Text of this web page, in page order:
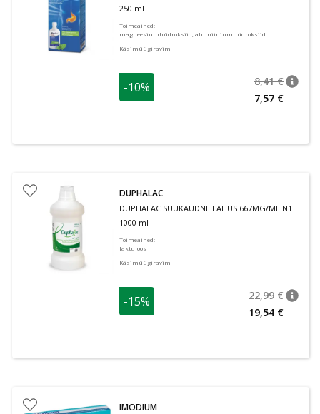
250 ml
Toimeained:
magneesiumhüdroksiid, alumiiniumhüdroksiid
Käsimüügiravim
-10% 8,41 €
7,57 €
DUPHALAC
DUPHALAC SUUKAUDNE LAHUS 667MG/ML N1
1000 ml
Toimeained:
laktuloos
Käsimüügiravim
-15% 22,99 €
19,54 €
IMODIUM